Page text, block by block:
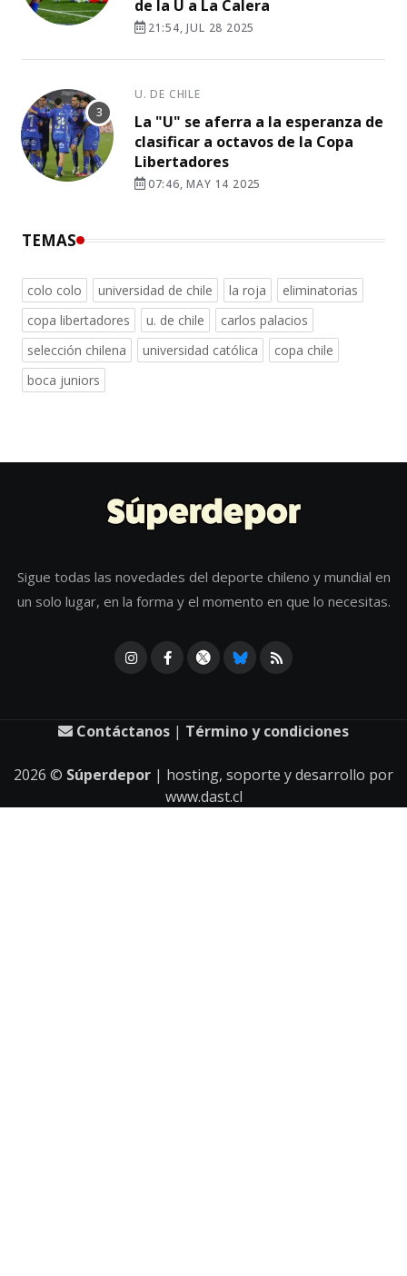
de la U a La Calera
21:54, JUL 28 2025
U. DE CHILE
La "U" se aferra a la esperanza de
clasificar a octavos de la Copa
Libertadores
07:46, MAY 14 2025
TEMAS
colo colo universidad de chile la roja
eliminatorias
copa libertadores
u. de chile
carlos palacios
selección chilena
universidad católica
copa chile
boca juniors
Sigue todas las novedades del deporte chileno y mundial en
un solo lugar, en la forma y el momento en que lo necesitas.
Contáctanos | Término y condiciones
2026 © Súperdepor | hosting, soporte y desarrollo por
www.dast.cl